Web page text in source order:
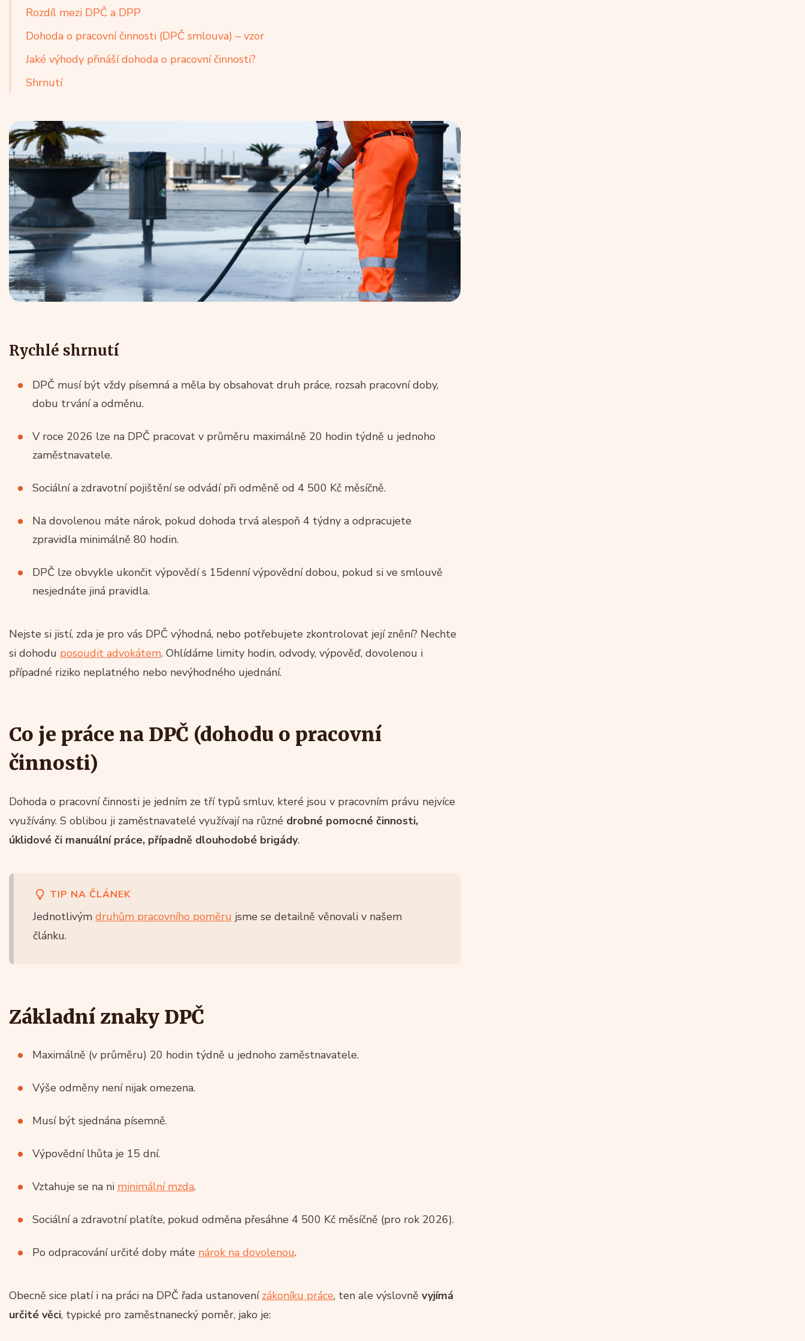
Rozdíl mezi DPČ a DPP
Dohoda o pracovní činnosti (DPČ smlouva) – vzor
Jaké výhody přináší dohoda o pracovní činnosti?
Shrnutí
Rychlé shrnutí
DPČ musí být vždy písemná a měla by obsahovat druh práce, rozsah pracovní doby,
dobu trvání a odměnu.
V roce 2026 lze na DPČ pracovat v průměru maximálně 20 hodin týdně u jednoho
zaměstnavatele.
Sociální a zdravotní pojištění se odvádí při odměně od 4 500 Kč měsíčně.
Na dovolenou máte nárok, pokud dohoda trvá alespoň 4 týdny a odpracujete
zpravidla minimálně 80 hodin.
DPČ lze obvykle ukončit výpovědí s 15denní výpovědní dobou, pokud si ve smlouvě
nesjednáte jiná pravidla.
Nejste si jistí, zda je pro vás DPČ výhodná, nebo potřebujete zkontrolovat její znění? Nechte
si dohodu posoudit advokátem. Ohlídáme limity hodin, odvody, výpověď, dovolenou i
případné riziko neplatného nebo nevýhodného ujednání.
Co je práce na DPČ (dohodu o pracovní
činnosti)
Dohoda o pracovní činnosti je jedním ze tří typů smluv, které jsou v pracovním právu nejvíce
využívány. S oblibou ji zaměstnavatelé využívají na různé drobné pomocné činnosti,
úklidové či manuální práce, případně dlouhodobé brigády.
TIP NA ČLÁNEK
Jednotlivým druhům pracovního poměru jsme se detailně věnovali v našem
článku.
Základní znaky DPČ
Maximálně (v průměru) 20 hodin týdně u jednoho zaměstnavatele.
Výše odměny není nijak omezena.
Musí být sjednána písemně.
Výpovědní lhůta je 15 dní.
Vztahuje se na ni minimální mzda.
Sociální a zdravotní platíte, pokud odměna přesáhne 4 500 Kč měsíčně (pro rok 2026).
Po odpracování určité doby máte nárok na dovolenou.
Obecně sice platí i na práci na DPČ řada ustanovení zákoníku práce, ten ale výslovně vyjímá
určité věci, typické pro zaměstnanecký poměr, jako je: